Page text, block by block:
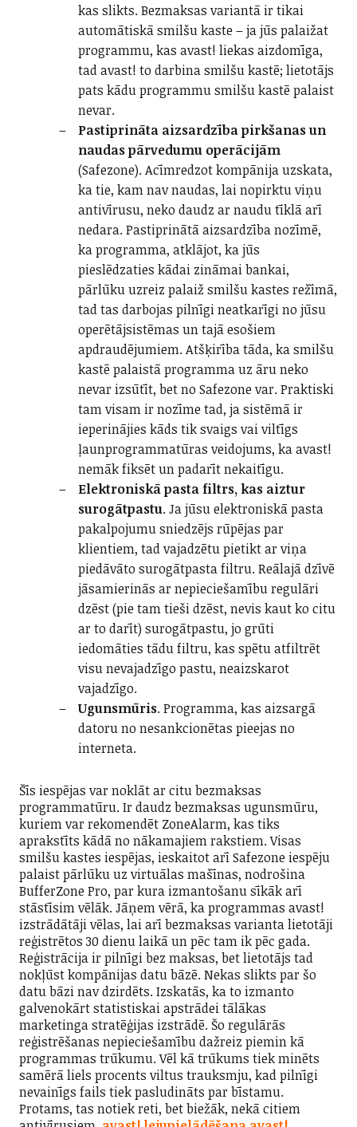
kas slikts. Bezmaksas variantā ir tikai
automātiskā smilšu kaste – ja jūs palaižat
programmu, kas avast! liekas aizdomīga,
tad avast! to darbina smilšu kastē; lietotājs
pats kādu programmu smilšu kastē palaist
nevar.
Pastiprināta aizsardzība pirkšanas un
naudas pārvedumu operācijām
(Safezone). Acīmredzot kompānija uzskata,
ka tie, kam nav naudas, lai nopirktu viņu
antivīrusu, neko daudz ar naudu tīklā arī
nedara. Pastiprinātā aizsardzība nozīmē,
ka programma, atklājot, ka jūs
pieslēdzaties kādai zināmai bankai,
pārlūku uzreiz palaiž smilšu kastes režīmā,
tad tas darbojas pilnīgi neatkarīgi no jūsu
operētājsistēmas un tajā esošiem
apdraudējumiem. Atšķirība tāda, ka smilšu
kastē palaistā programma uz āru neko
nevar izsūtīt, bet no Safezone var. Praktiski
tam visam ir nozīme tad, ja sistēmā ir
ieperinājies kāds tik svaigs vai viltīgs
ļaunprogrammatūras veidojums, ka avast!
nemāk fiksēt un padarīt nekaitīgu.
Elektroniskā pasta filtrs, kas aiztur
surogātpastu. Ja jūsu elektroniskā pasta
pakalpojumu sniedzējs rūpējas par
klientiem, tad vajadzētu pietikt ar viņa
piedāvāto surogātpasta filtru. Reālajā dzīvē
jāsamierinās ar nepieciešamību regulāri
dzēst (pie tam tieši dzēst, nevis kaut ko citu
ar to darīt) surogātpastu, jo grūti
iedomāties tādu filtru, kas spētu atfiltrēt
visu nevajadzīgo pastu, neaizskarot
vajadzīgo.
Ugunsmūris. Programma, kas aizsargā
datoru no nesankcionētas pieejas no
interneta.
Šīs iespējas var noklāt ar citu bezmaksas
programmatūru. Ir daudz bezmaksas ugunsmūru,
kuriem var rekomendēt ZoneAlarm, kas tiks
aprakstīts kādā no nākamajiem rakstiem. Visas
smilšu kastes iespējas, ieskaitot arī Safezone iespēju
palaist pārlūku uz virtuālas mašīnas, nodrošina
BufferZone Pro, par kura izmantošanu sīkāk arī
stāstīsim vēlāk. Jāņem vērā, ka programmas avast!
izstrādātāji vēlas, lai arī bezmaksas varianta lietotāji
reģistrētos 30 dienu laikā un pēc tam ik pēc gada.
Reģistrācija ir pilnīgi bez maksas, bet lietotājs tad
nokļūst kompānijas datu bāzē. Nekas slikts par šo
datu bāzi nav dzirdēts. Izskatās, ka to izmanto
galvenokārt statistiskai apstrādei tālākas
marketinga stratēģijas izstrādē. Šo regulārās
reģistrēšanas nepieciešamību dažreiz piemin kā
programmas trūkumu. Vēl kā trūkums tiek minēts
samērā liels procents viltus trauksmju, kad pilnīgi
nevainīgs fails tiek pasludināts par bīstamu.
Protams, tas notiek reti, bet biežāk, nekā citiem